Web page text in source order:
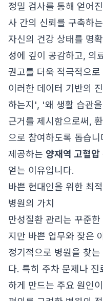
정밀 검사를 통해 얻어
사 간의 신뢰를 구축하
자신의 건강 상태를 명
성에 깊이 공감하고, 의
권고를 더욱 적극적으
이러한 데이터 기반의
하는지', '왜 생활 습관
근거를 제시함으로써,
으로 참여하도록 돕습
제공하는 양재역 고혈압
얻는 이유입니다.
바쁜 현대인을 위한 최
병원의 가치
만성질환 관리는 꾸준
지만 바쁜 업무와 잦은
정기적으로 병원을 찾
다. 특히 주차 문제나
하게 만드는 주요 원인